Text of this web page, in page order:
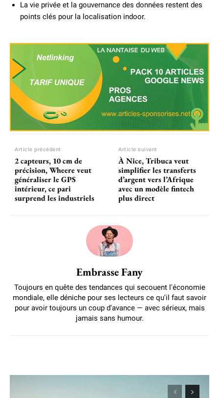
La vie privée et la gouvernance des données restent des
points clés pour la localisation indoor.
Article précédent
2 capteurs, 10 cm de
précision, Wheere veut
généraliser le GPS
intérieur, ce pari
surprend les industriels
Article suivant
À Nice, Tribuca veut
simplifier les transferts
d’argent vers l’Afrique
avec un modèle fintech
plus direct
Embrasse Fany
Toujours en quête des tendances qui secouent l'économie
mondiale, elle déniche pour ses lecteurs ce qu'il faut savoir
pour avoir toujours un coup d'avance — avec sérieux, mais
jamais sans humour.